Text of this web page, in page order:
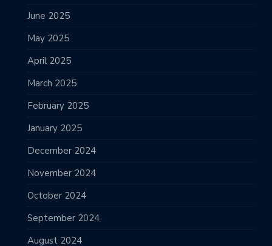
June 2025
May 2025
April 2025
March 2025
February 2025
January 2025
December 2024
November 2024
October 2024
September 2024
August 2024